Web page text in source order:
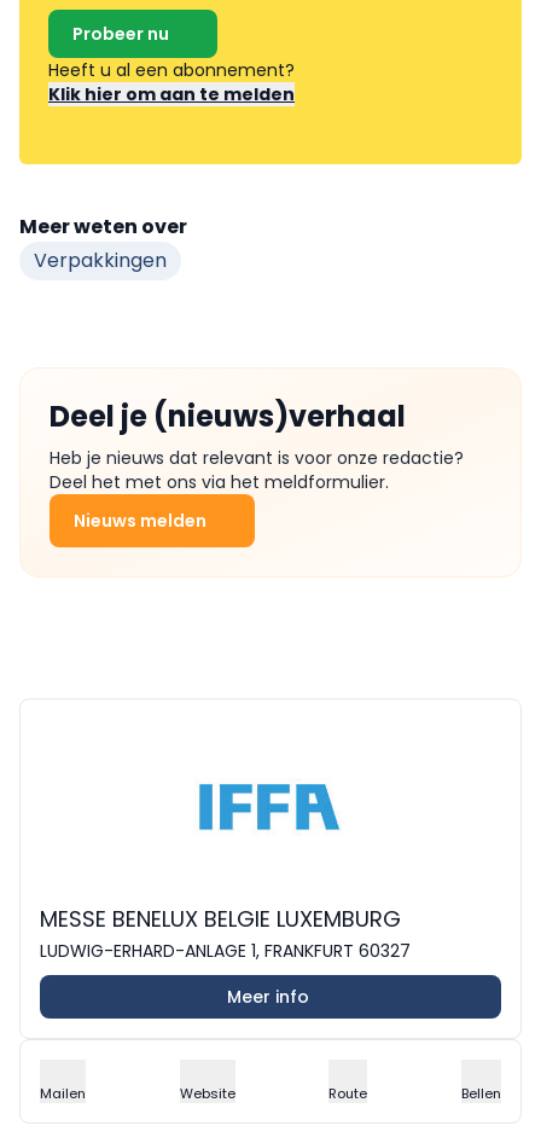
Probeer nu
Heeft u al een abonnement?
Klik hier om aan te melden
Meer weten over
Verpakkingen
Deel je (nieuws)verhaal
Heb je nieuws dat relevant is voor onze redactie?
Deel het met ons via het meldformulier.
Nieuws melden
MESSE BENELUX BELGIE LUXEMBURG
LUDWIG-ERHARD-ANLAGE 1, FRANKFURT 60327
Meer info
Mailen Website Route Bellen